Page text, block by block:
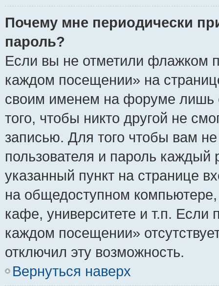
Почему мне периодически
пароль?
Если вы не отметили флажком
каждом посещении» на
своим именем на форуме лишь
того, чтобы никто другой не
записью. Для того чтобы вам
пользователя и пароль
указанный пункт на странице
на общедоступном
кафе, университете и т.п. Если
каждом посещении»
отключил эту возможность.
Вернуться наверх